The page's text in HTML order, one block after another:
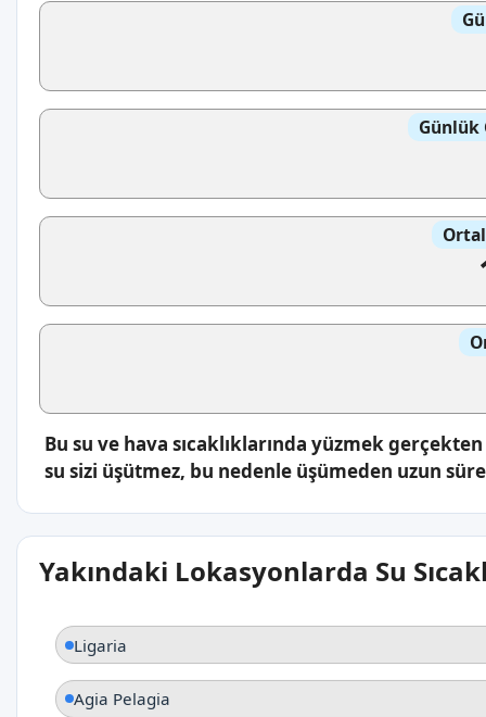
Günlük
Bu su ve hava sıcaklıklarında yüzmek
su sizi üşütmez, bu nedenle üşümeden uzun
Yakındaki Lokasyonlarda Su
Ligaria
Agia Pelagia